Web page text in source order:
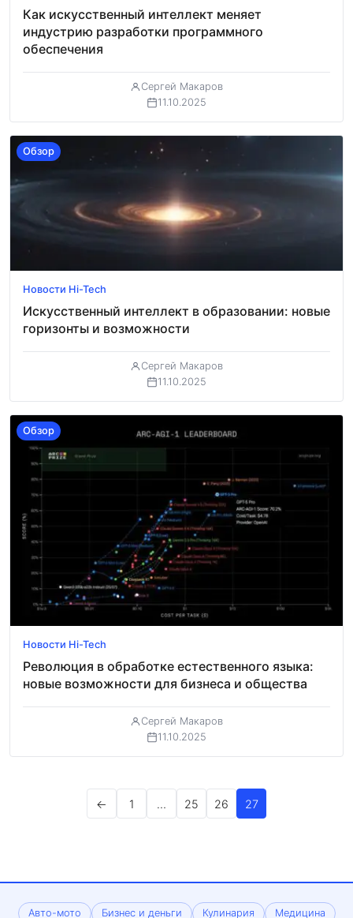
Как искусственный интеллект меняет
индустрию разработки программного
обеспечения
Сергей Макаров
11.10.2025
Обзор
Новости Hi-Tech
Искусственный интеллект в образовании: новые
горизонты и возможности
Сергей Макаров
11.10.2025
Обзор
Новости Hi-Tech
Революция в обработке естественного языка:
новые возможности для бизнеса и общества
Сергей Макаров
11.10.2025
Пагинация
← 1 … 25 26 27
Авто-мото Бизнес и деньги Кулинария Медицина